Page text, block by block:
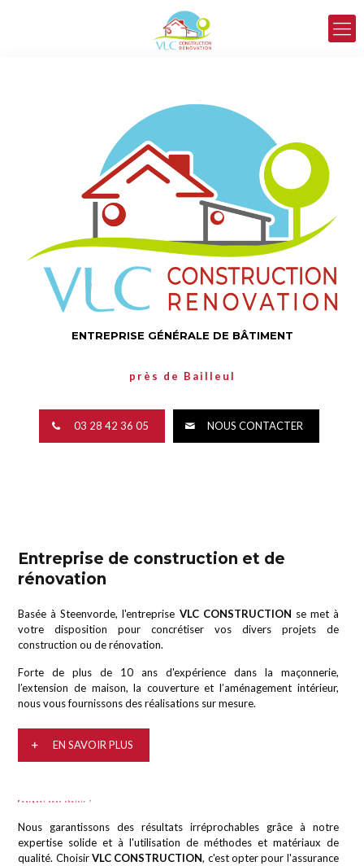
ENTREPRISE GÉNÉRALE DE BÂTIMENT
près de Bailleul
ENTREPRISE GÉNÉRALE DE BÂTIMENT
près de Bailleul
03 28 42 36 05 NOUS CONTACTER
Entreprise de construction et de
rénovation
Basée à Steenvorde, l'entreprise VLC CONSTRUCTION se met à
votre disposition pour concrétiser vos divers projets de
construction ou de rénovation.
Forte de plus de 10 ans d'expérience dans la maçonnerie,
l’extension de maison, la couverture et l’aménagement intérieur,
nous vous fournissons des réalisations sur mesure.
EN SAVOIR PLUS
Pourquoi nous choisir ?
Nous garantissons des résultats irréprochables grâce à notre
expertise solide et à l'utilisation de méthodes et matériaux de
qualité. ChoisirVLC CONSTRUCTION, c'est opter pour l'assurance